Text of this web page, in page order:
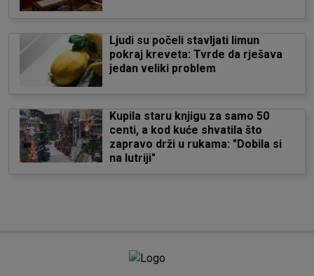
Ljudi su počeli stavljati limun
pokraj kreveta: Tvrde da rješava
jedan veliki problem
Kupila staru knjigu za samo 50
centi, a kod kuće shvatila što
zapravo drži u rukama: "Dobila si
na lutriji"